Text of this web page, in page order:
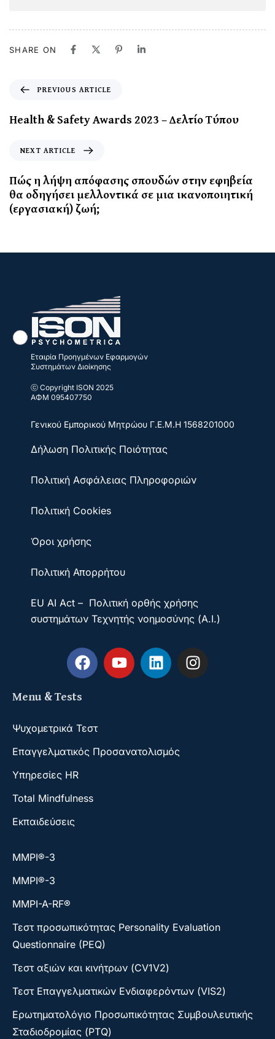
SHARE ON
PREVIOUS ARTICLE
Health & Safety Awards 2023 – Δελτίο Τύπου
NEXT ARTICLE
Πώς η λήψη απόφασης σπουδών στην εφηβεία
θα οδηγήσει μελλοντικά σε μια ικανοποιητική
(εργασιακή) ζωή;
Εταιρία Προηγμένων Εφαρμογών
Συστημάτων Διοίκησης
ⓒ Copyright ISON 2025
ΑΦΜ 095407750
Γενικού Εμπορικού Μητρώου Γ.Ε.Μ.Η 1568201000
Δήλωση Πολιτικής Ποιότητας
Πολιτική Ασφάλειας Πληροφοριών
Πολιτική Cookies
Όροι χρήσης
Πολιτική Απορρήτου
EU AI Act – Πολιτική ορθής χρήσης
συστημάτων Τεχνητής νοημοσύνης (A.I.)
Menu & Tests
Ψυχομετρικά Τεστ
Επαγγελματικός Προσανατολισμός
Υπηρεσίες HR
Total Mindfulness
Εκπαιδεύσεις
ΜΜΡΙ®-3
ΜΜΡΙ®-3
MMPI-A-RF®
Τεστ προσωπικότητας Personality Evaluation
Questionnaire (PEQ)
Τεστ αξιών και κινήτρων (CV1V2)
Τεστ Επαγγελματικών Ενδιαφερόντων (VIS2)
Ερωτηματολόγιο Προσωπικότητας Συμβουλευτικής
Σταδιοδρομίας (PTQ)